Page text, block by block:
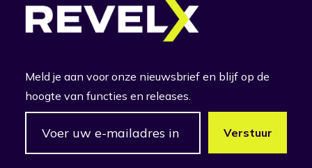
Meld je aan voor onze nieuwsbrief en blijf op de
hoogte van functies en releases.